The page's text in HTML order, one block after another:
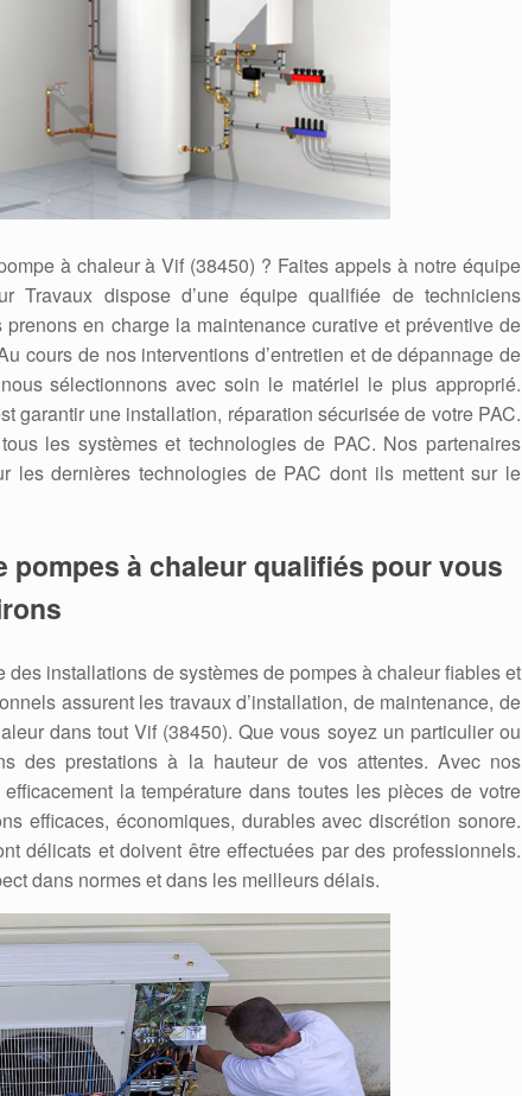
à chaleur à Vif (38450) ? Faites appels à notre équipe
Travaux dispose d’une équipe qualifiée de techniciens
en charge la maintenance curative et préventive de
cours de nos interventions d’entretien et de dépannage de
sélectionnons avec soin le matériel le plus approprié.
garantir une installation, réparation sécurisée de votre PAC.
les systèmes et technologies de PAC. Nos partenaires
les dernières technologies de PAC dont ils mettent sur le
pompes à chaleur qualifiés pour vous
installations de systèmes de pompes à chaleur fiables et
assurent les travaux d’installation, de maintenance, de
dans tout Vif (38450). Que vous soyez un particulier ou
des prestations à la hauteur de vos attentes. Avec nos
la température dans toutes les pièces de votre
efficaces, économiques, durables avec discrétion sonore.
délicats et doivent être effectuées par des professionnels.
dans normes et dans les meilleurs délais.